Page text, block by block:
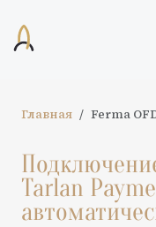
Главная Ferma
Tarlan